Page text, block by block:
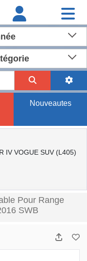
Nouveautes
IV VOGUE SUV (L405)
Pour Range
SWB